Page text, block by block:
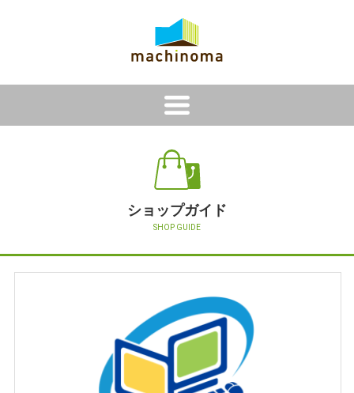
ショップガイド
SHOP GUIDE